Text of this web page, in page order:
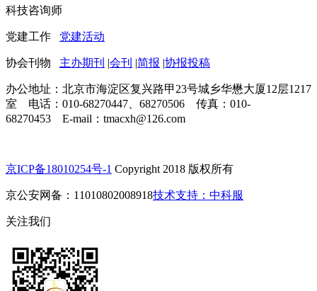
科技咨询师
党建工作 党建活动
协会刊物 主办期刊 |会刊 |简报 |协报投稿
办公地址：北京市海淀区复兴路甲23号城乡华懋大厦12层1217
室 电话：010-68270447、68270506 传真：010-
68270453 E-mail：tmacxh@126.com
京ICP备18010254号-1 Copyright 2018 版权所有
京公安网备：11010802008918技术支持：中科服
关注我们